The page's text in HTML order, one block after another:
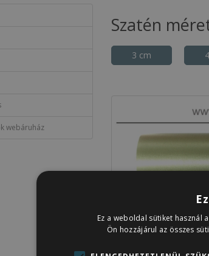
webáruház
Szatén
3 cm
Ez a weboldal sütiket használ
Ön hozzájárul az összes